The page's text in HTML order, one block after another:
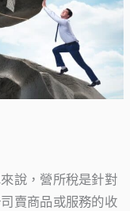
說，營所稅是針對
賣商品或服務的收